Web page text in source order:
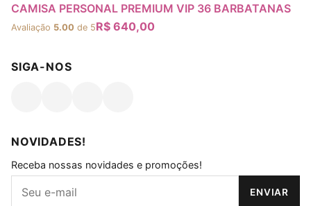
CAMISA PERSONAL PREMIUM VIP 36 BARBATANAS
Avaliação 5.00 de 5R$ 640,00
SIGA-NOS
NOVIDADES!
Receba nossas novidades e promoções!
ENVIAR